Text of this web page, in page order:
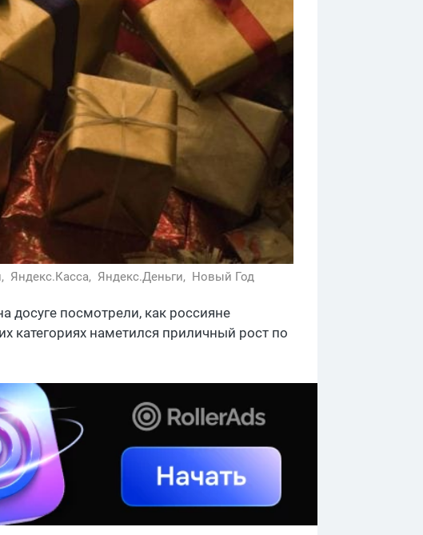
Яндекс.Касса, Яндекс.Деньги, Новый Год
досуге посмотрели, как россияне
категориях наметился приличный рост по